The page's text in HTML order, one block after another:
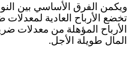
ويكمن الفرق الأساسي بين
تخضع الأرباح العادية لمعدلات
الأرباح المؤهلة من معدلات
المال طويلة الأجل.